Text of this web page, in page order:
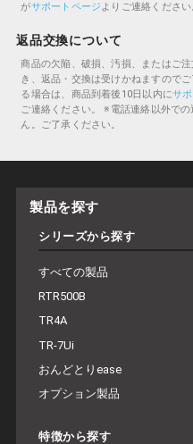
がサポートページよりご連絡ください
返品交換について
商品の欠陥、破損、汚損、またはご
き、返品・交換は受けかねますのでご
る場合は、商品到着後10日以内にサ
ご連絡ください。
※電話連絡以外で
ん。ご了承ください。
製品を探す
シリーズから探す
すべての製品
RTR500B
TR4A
TR-7Ui
おんどとりease
オプション製品
特徴から探す